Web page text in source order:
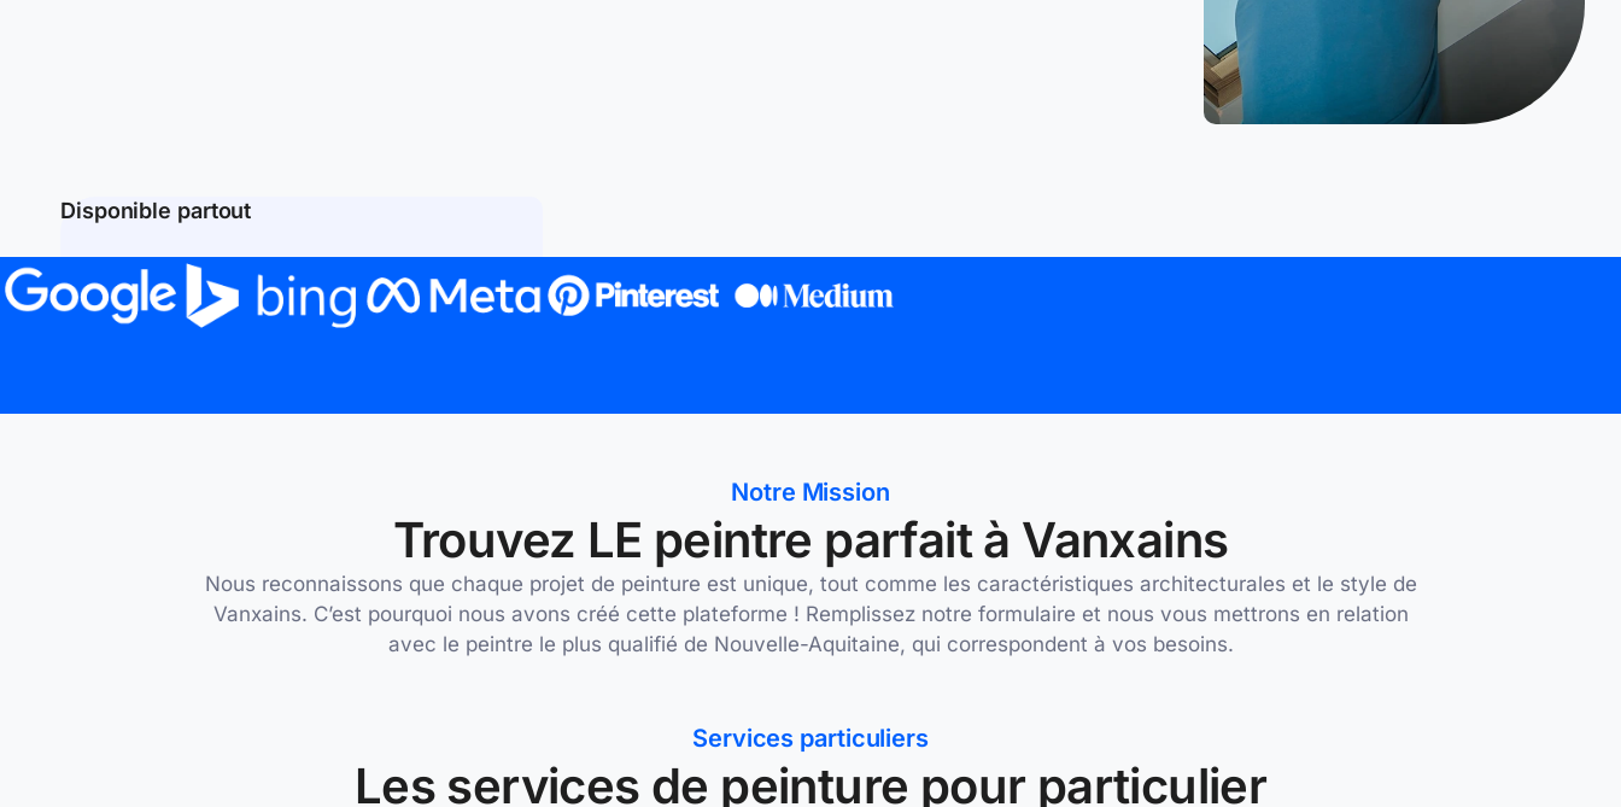
Disponible partout
Notre Mission
Trouvez LE peintre parfait à Vanxains
Nous reconnaissons que chaque projet de peinture est unique, tout comme les caractéristiques architecturales et le style de
Vanxains. C’est pourquoi nous avons créé cette plateforme ! Remplissez notre formulaire et nous vous mettrons en relation
avec le peintre le plus qualifié de Nouvelle-Aquitaine, qui correspondent à vos besoins.
Services particuliers
Les services de peinture pour particulier